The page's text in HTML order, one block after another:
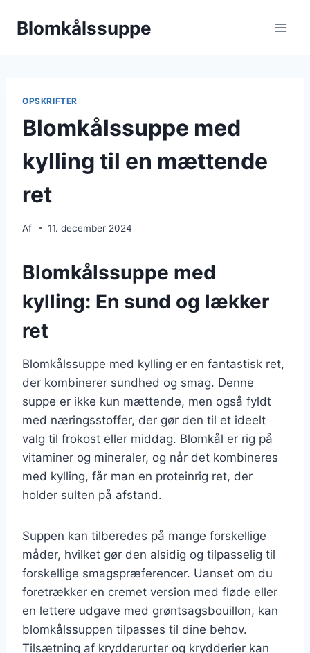
Blomkålssuppe
OPSKRIFTER
Blomkålssuppe med
kylling til en mættende
ret
Af 11. december 2024
Blomkålssuppe med
kylling: En sund og lækker
ret
Blomkålssuppe med kylling er en fantastisk ret,
der kombinerer sundhed og smag. Denne
suppe er ikke kun mættende, men også fyldt
med næringsstoffer, der gør den til et ideelt
valg til frokost eller middag. Blomkål er rig på
vitaminer og mineraler, og når det kombineres
med kylling, får man en proteinrig ret, der
holder sulten på afstand.
Suppen kan tilberedes på mange forskellige
måder, hvilket gør den alsidig og tilpasselig til
forskellige smagspræferencer. Uanset om du
foretrækker en cremet version med fløde eller
en lettere udgave med grøntsagsbouillon, kan
blomkålssuppen tilpasses til dine behov.
Tilsætning af krydderurter og krydderier kan